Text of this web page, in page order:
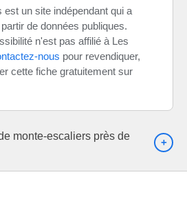
un site indépendant qui a
de données publiques.
n'est pas affilié à Les
nous pour revendiquer,
cette fiche gratuitement sur
monte-escaliers près de